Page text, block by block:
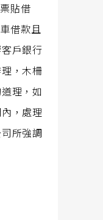
貼借
借款且
戶銀行
，木柵
理，如
，處理
所強調